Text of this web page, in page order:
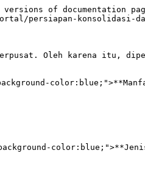
of documentation
persiapan-konsolidasi-
Oleh karena itu,